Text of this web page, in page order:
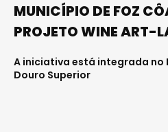
MUNICÍPIO DE FOZ
PROJETO WINE ART-
A iniciativa está integrada no
Douro Superior